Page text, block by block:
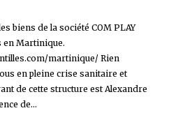
biens de la société COM PLAY
en Martinique.
martinique/ Rien
en pleine crise sanitaire et
de cette structure est Alexandre
de...